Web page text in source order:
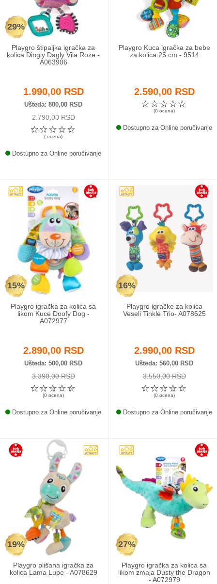
29%
Playgro štipaljka igračka za
kolica Dingly Dagly Vila Roze -
A063906
1.990,00 RSD
Ušteda 800,00 RSD
2.790,00 RSD
☆
☆
☆
☆
☆
( ocena)
Dostupno za Online poručivanje
Playgro Kuca igračka za bebe
za kolica 25 cm - 9514
2.590,00 RSD
☆
☆
☆
☆
☆
(0 ocena)
Dostupno za Online poručivanje
15%
Playgro igračka za kolica sa
likom Kuce Doofy Dog -
A072977
2.890,00 RSD
Ušteda 500,00 RSD
3.390,00 RSD
☆
☆
☆
☆
☆
(0 ocena)
Dostupno za Online poručivanje
16%
Playgro igračke za kolica
Veseli Tinkle Trio- A078625
2.990,00 RSD
Ušteda 560,00 RSD
3.550,00 RSD
☆
☆
☆
☆
☆
(0 ocena)
Dostupno za Online poručivanje
19%
Playgro plišana igračka za
kolica Lama Lupe - A078629
27%
Playgro igračka za kolica sa
likom zmaja Dusty the Dragon
- A072979